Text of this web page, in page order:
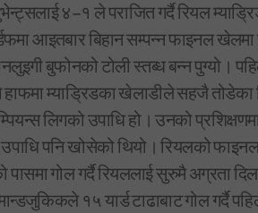
४–१ ले पराजित गर्दै रियल
आइतबार बिहान सम्पन्न फाइनल
बुफोनको टोली स्तब्ध बन्न पुग्यो।
हाफमा म्याड्रिडका खेलाडीले सहजै तोडेका
लिगको उपाधि हो। उनको
पनि खोसेको थियो। रियलको फाइनल
गोल गर्दै रियललाई सुरुमै अग्रता
१५ यार्ड टाढाबाट गोल गर्दै